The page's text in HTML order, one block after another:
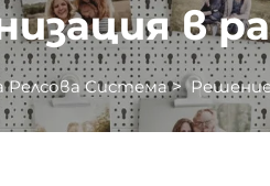
в
Релсовa Система>